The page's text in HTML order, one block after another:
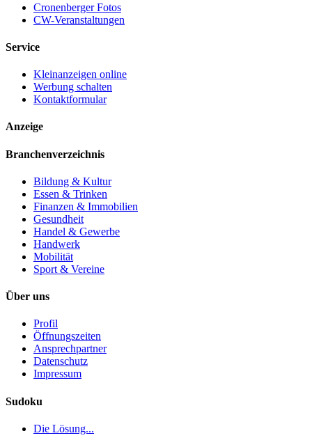
Cronenberger Fotos
CW-Veranstaltungen
Service
Kleinanzeigen online
Werbung schalten
Kontaktformular
Anzeige
Branchenverzeichnis
Bildung & Kultur
Essen & Trinken
Finanzen & Immobilien
Gesundheit
Handel & Gewerbe
Handwerk
Mobilität
Sport & Vereine
Über uns
Profil
Öffnungszeiten
Ansprechpartner
Datenschutz
Impressum
Sudoku
Die Lösung...